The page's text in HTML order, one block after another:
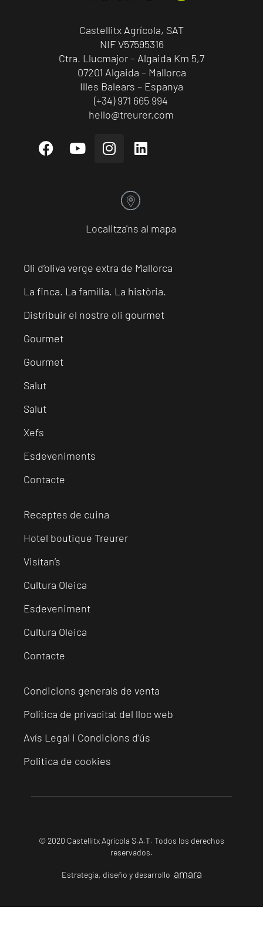
Castellitx Agrícola, SAT
NIF V57595316
Ctra. Llucmajor – Algaida Km 5,7
07201 Algaida – Mallorca
Illes Balears – Espanya
(+34) 971 665 994
hello@treurer.com
Localitza'ns al mapa
Oli d’oliva verge extra de Mallorca
La finca. La família. La història.
Distribuir el nostre oli gourmet
Gourmet
Gourmet
Salut
Salut
Xefs
Esdeveniments
Contacte
Receptes de cuina
Hotel boutique Treurer
Visítan’s
Cultura Oleica
Esdeveniment
Cultura Oleica
Contacte
Condicions generals de venta
Política de privacitat del lloc web
Avís Legal i Condicions d’ús
Politica de cookies
© 2020 Castellitx Agrícola S.A.T. Todos los derechos
reservados.
Estrategia, diseño y desarrollo amara